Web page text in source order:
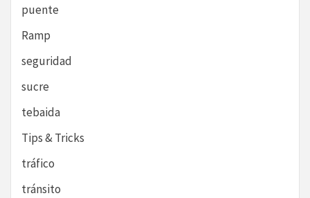
puente
Ramp
seguridad
sucre
tebaida
Tips & Tricks
tráfico
tránsito